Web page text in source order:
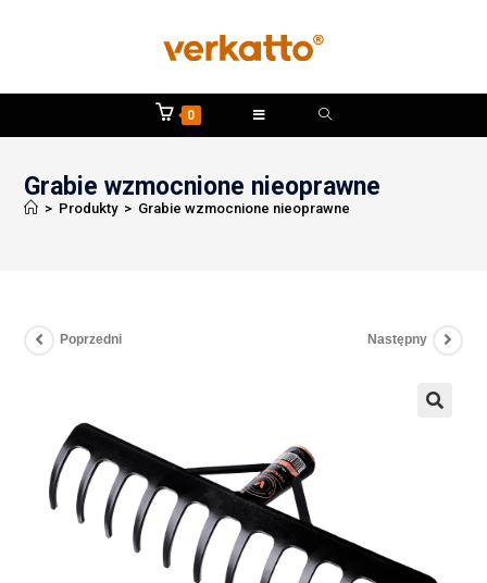
0
Grabie wzmocnione nieoprawne
> Produkty > Grabie wzmocnione nieoprawne
Poprzedni Następny